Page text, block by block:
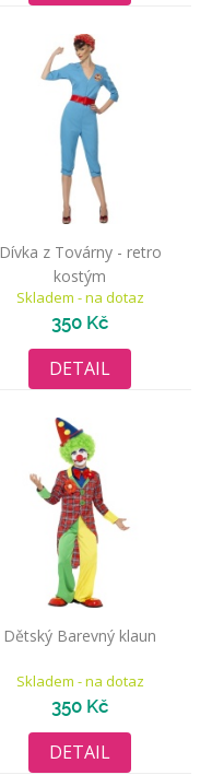
Dívka z Továrny - retro
kostým
Skladem - na dotaz
350 Kč
DETAIL
Dětský Barevný klaun
Skladem - na dotaz
350 Kč
DETAIL